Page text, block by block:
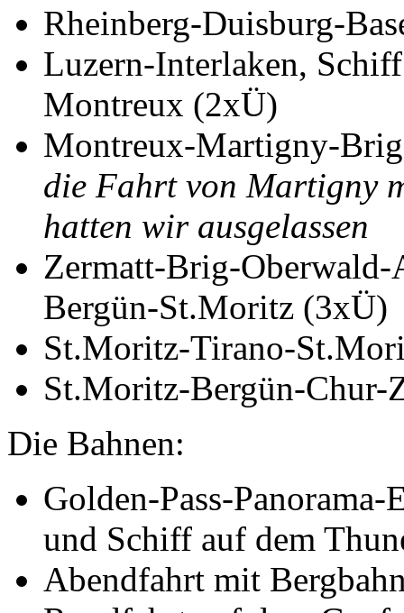
Rheinberg-Duisburg-
Luzern-Interlaken,
Montreux (2xÜ)
Montreux-Martigny-
die Fahrt von Martigny
hatten wir ausgelassen
Zermatt-Brig-Oberwald-
Bergün-St.Moritz (3xÜ)
St.Moritz-Tirano-
St.Moritz-Bergün-Chur-
Die Bahnen:
Golden-Pass-Panorama-
und Schiff auf dem
Abendfahrt mit